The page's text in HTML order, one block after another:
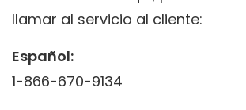
llamar al servicio al cliente:
Español:
1-866-670-9134